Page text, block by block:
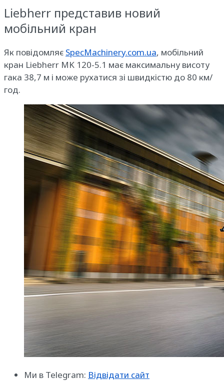
Liebherr представив новий
мобільний кран
Як повідомляє SpecMachinery.com.ua, мобільний
кран Liebherr MK 120-5.1 має максимальну висоту
гака 38,7 м і може рухатися зі швидкістю до 80 км/
год.
Ми в Telegram: Відвідати сайт